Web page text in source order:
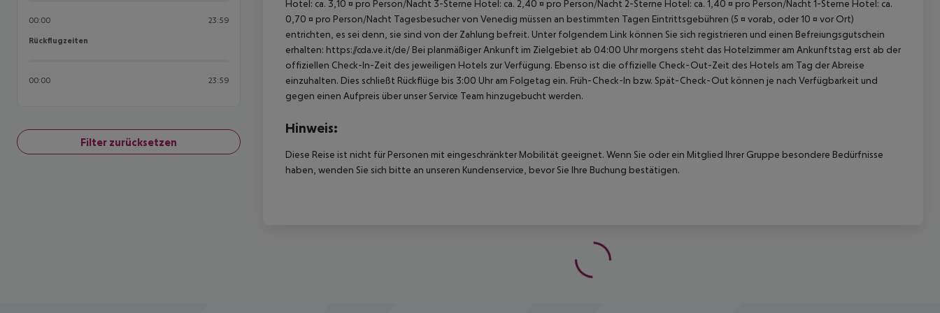
00:00 23:59
Rückflugzeiten
Rückflugzeiten
00:00 23:59
Filter zurücksetzen
Hotel: ca. 3,10 ¤ pro Person/Nacht 3-Sterne Hotel: ca. 2,40 ¤ pro Person/Nacht 2-Sterne Hotel: ca. 1,40 ¤ pro Person/Nacht 1-Sterne Hotel: ca.
0,70 ¤ pro Person/Nacht Tagesbesucher von Venedig müssen an bestimmten Tagen Eintrittsgebühren (5 ¤ vorab, oder 10 ¤ vor Ort)
entrichten, es sei denn, sie sind von der Zahlung befreit. Unter folgendem Link können Sie sich registrieren und einen Befreiungsgutschein
erhalten: https://cda.ve.it/de/ Bei planmäßiger Ankunft im Zielgebiet ab 04:00 Uhr morgens steht das Hotelzimmer am Ankunftstag erst ab der
offiziellen Check-In-Zeit des jeweiligen Hotels zur Verfügung. Ebenso ist die offizielle Check-Out-Zeit des Hotels am Tag der Abreise
einzuhalten. Dies schließt Rückflüge bis 3:00 Uhr am Folgetag ein. Früh-Check-In bzw. Spät-Check-Out können je nach Verfügbarkeit und
gegen einen Aufpreis über unser Service Team hinzugebucht werden.
Hinweis:
Diese Reise ist nicht für Personen mit eingeschränkter Mobilität geeignet. Wenn Sie oder ein Mitglied Ihrer Gruppe besondere Bedürfnisse
haben, wenden Sie sich bitte an unseren Kundenservice, bevor Sie Ihre Buchung bestätigen.